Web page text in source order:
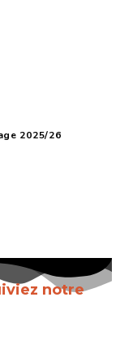
2025/26
notre